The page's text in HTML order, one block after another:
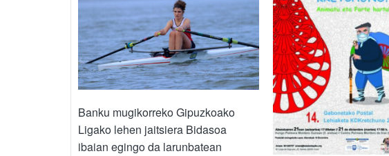
Banku mugikorreko Gipuzkoako
Ligako lehen jaitsiera Bidasoa
ibaian egingo da larunbatean